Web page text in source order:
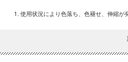
使用状況により色落ち、色褪せ、伸縮が